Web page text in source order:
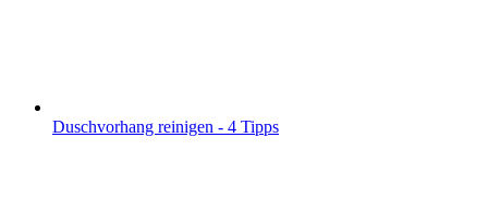
Duschvorhang reinigen - 4 Tipps